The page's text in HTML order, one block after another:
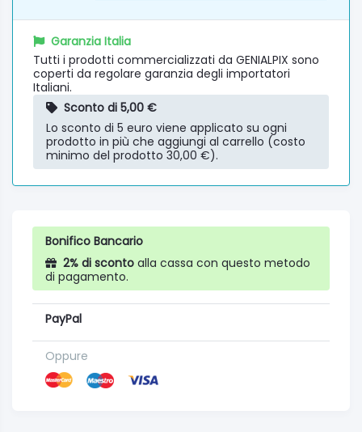
Garanzia Italia
Tutti i prodotti commercializzati da GENIALPIX sono
coperti da regolare garanzia degli importatori
Italiani.
Sconto di 5,00 €
Lo sconto di 5 euro viene applicato su ogni
prodotto in più che aggiungi al carrello (costo
minimo del prodotto 30,00 €).
Bonifico Bancario
2% di sconto alla cassa con questo metodo
di pagamento.
PayPal
Oppure